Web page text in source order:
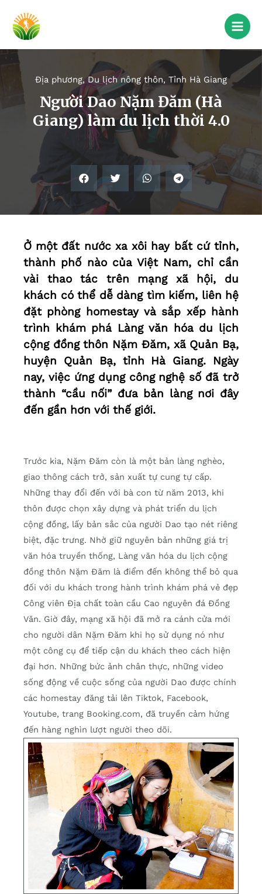
Địa phương,Du lịch nông thôn, Tỉnh Hà Giang
Người Dao Nặm Đăm (Hà
Giang) làm du lịch thời 4.0
Ở một đất nước xa xôi hay bất cứ tỉnh,
thành phố nào của Việt Nam, chỉ cần
vài thao tác trên mạng xã hội, du
khách có thể dễ dàng tìm kiếm, liên hệ
đặt phòng homestay và sắp xếp hành
trình khám phá Làng văn hóa du lịch
cộng đồng thôn Nặm Đăm, xã Quản Bạ,
huyện Quản Bạ, tỉnh Hà Giang. Ngày
nay, việc ứng dụng công nghệ số đã trở
thành “cầu nối” đưa bản làng nơi đây
đến gần hơn với thế giới.
Trước kia, Nặm Đăm còn là một bản làng nghèo,
giao thông cách trở, sản xuất tự cung tự cấp.
Những thay đổi đến với bà con từ năm 2013, khi
thôn được chọn xây dựng và phát triển du lịch
cộng đồng, lấy bản sắc của người Dao tạo nét riêng
biệt, đặc trưng. Nhờ giữ nguyên bản những giá trị
văn hóa truyền thống, Làng văn hóa du lịch cộng
đồng thôn Nặm Đăm là điểm đến không thể bỏ qua
đối với du khách trong hành trình khám phá vẻ đẹp
Công viên Địa chất toàn cầu Cao nguyên đá Đồng
Văn. Giờ đây, mạng xã hội đã mở ra cánh cửa mới
cho người dân Nặm Đăm khi họ sử dụng nó như
một công cụ để tiếp cận du khách theo cách hiện
đại hơn. Những bức ảnh chân thực, những video
sống động về cuộc sống của người Dao được chính
các homestay đăng tải lên Tiktok, Facebook,
Youtube, trang Booking.com, đã truyền cảm hứng
đến hàng nghìn lượt người theo dõi.